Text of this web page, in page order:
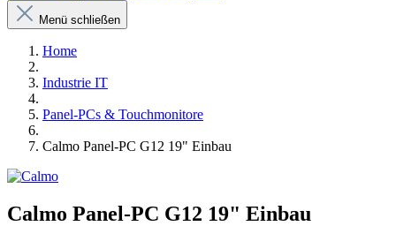
Menü schließen
Home
Industrie IT
Panel-PCs & Touchmonitore
Calmo Panel-PC G12 19" Einbau
Calmo Panel-PC G12 19" Einbau